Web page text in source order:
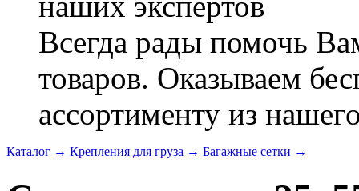
Всегда рады помочь
товаров. Оказываем
ассортименту из
Каталог → Крепления для груза → Багажные сетки →